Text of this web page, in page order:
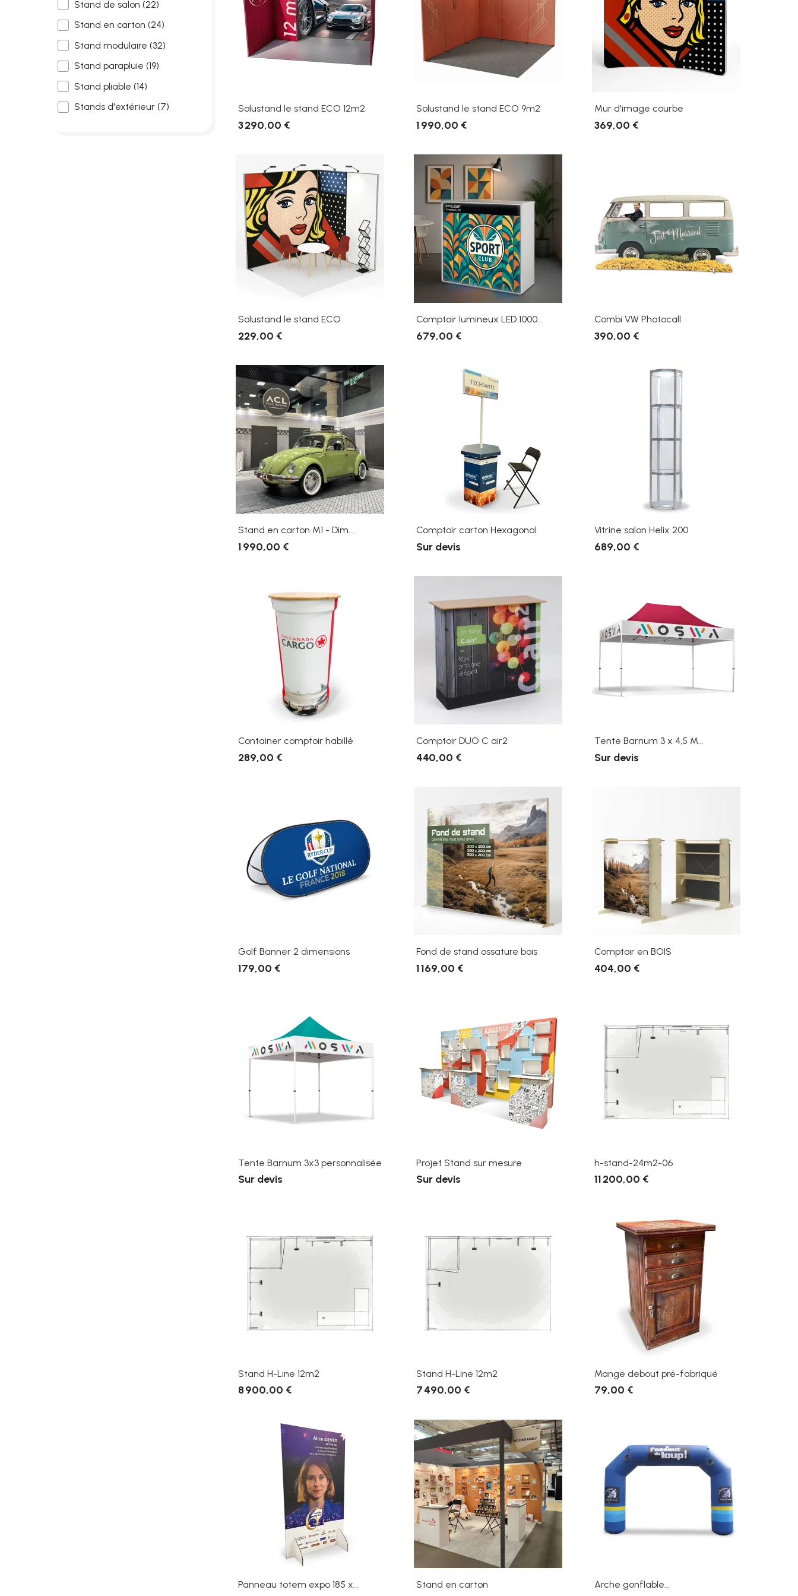
Stand de salon (22)
Stand en carton (24)
Stand modulaire (32)
Stand parapluie (19)
Stand pliable (14)
Stands d'extérieur (7) Solustand le stand ECO 12m2
3 290,00 €
Solustand le stand ECO 9m2
1 990,00 €
Mur d'image courbe
369,00 €
Solustand le stand ECO
229,00 €
Comptoir lumineux LED 1000...
679,00 €
Combi VW Photocall
390,00 €
Stand en carton M1 - Dim....
1 990,00 €
Comptoir carton Hexagonal
Sur devis
Vitrine salon Helix 200
689,00 €
Container comptoir habillé
289,00 €
Comptoir DUO C air2
440,00 €
Tente Barnum 3 x 4,5 M...
Sur devis
Golf Banner 2 dimensions
179,00 €
Fond de stand ossature bois
1 169,00 €
Comptoir en BOIS
404,00 €
Tente Barnum 3x3 personnalisée
Sur devis
Projet Stand sur mesure
Sur devis
h-stand-24m2-06
11 200,00 €
Stand H-Line 12m2
8 900,00 €
Stand H-Line 12m2
7 490,00 €
Mange debout pré-fabriqué
79,00 €
Panneau totem expo 185 x... Stand en carton Arche gonflable...